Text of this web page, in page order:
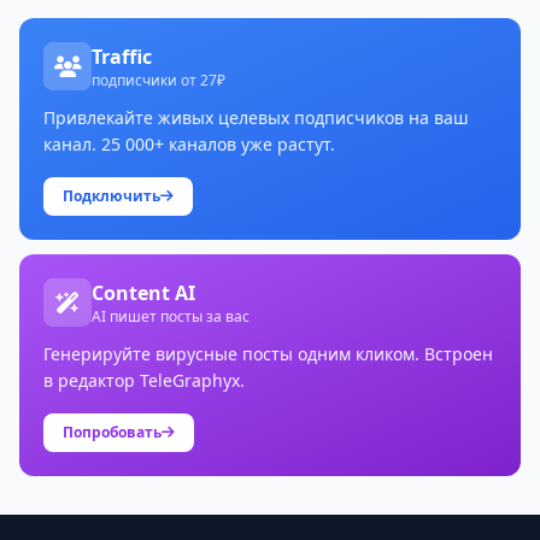
Traffic
подписчики от 27₽
Привлекайте живых целевых подписчиков на ваш
канал. 25 000+ каналов уже растут.
Подключить
Content AI
AI пишет посты за вас
Генерируйте вирусные посты одним кликом. Встроен
в редактор TeleGraphyx.
Попробовать